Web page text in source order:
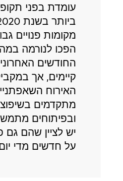
עומדת בפני
ביותר בשנת 2020.
מקומות פנויים
הפכו לנורמה
החודשים
קיימים, אך
האירוח
מתקדמים
ובפיתוחים
יש לציין שהם גם
על חדשים מדי